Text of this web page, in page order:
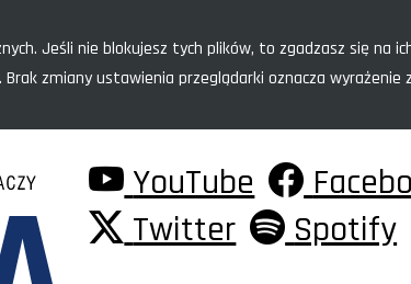
Jeśli nie blokujesz tych plików, to zgadzasz się na
zmiany ustawienia przeglądarki oznacza wyrażenie
YouTube
Twitter
Spotify